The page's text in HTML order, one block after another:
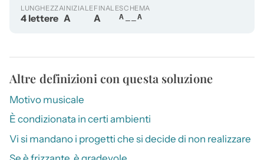
LUNGHEZZA
4 lettere
INIZIALE
A
FINALE
A
SCHEMA
A__A
Altre definizioni con questa soluzione
Motivo musicale
È condizionata in certi ambienti
Vi si mandano i progetti che si decide di non realizzare